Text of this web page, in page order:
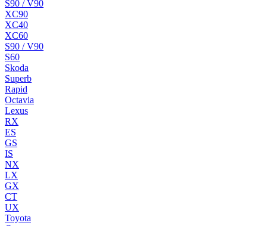
S90 / V90
XC90
XC40
XC60
S90 / V90
S60
Skoda
Superb
Rapid
Octavia
Lexus
RX
ES
GS
IS
NX
LX
GX
CT
UX
Toyota